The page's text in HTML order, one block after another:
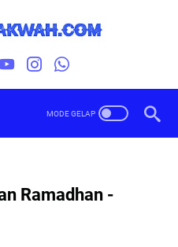
Ramadhan -